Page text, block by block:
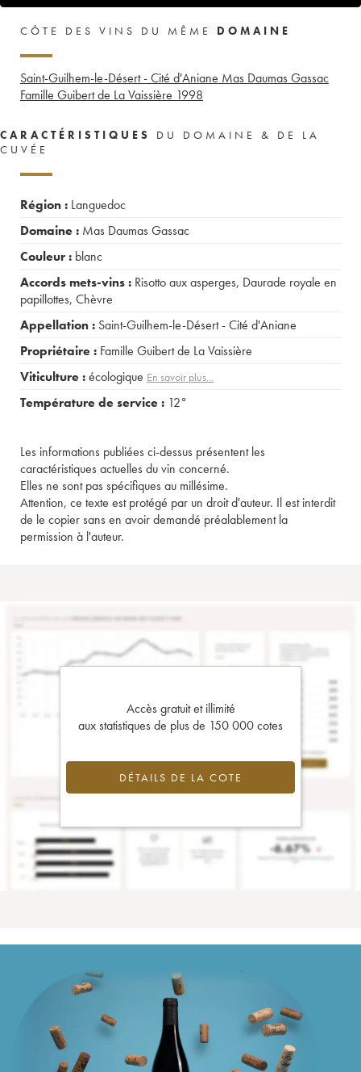
CÔTE DES VINS DU MÊME DOMAINE
Saint-Guilhem-le-Désert - Cité d'Aniane Mas Daumas Gassac
Famille Guibert de La Vaissière 1998
CARACTÉRISTIQUES
DU DOMAINE & DE LA
CUVÉE
Région : Languedoc
Domaine : Mas Daumas Gassac
Couleur : blanc
Accords mets-vins : Risotto aux asperges, Daurade royale en
papillottes, Chèvre
Appellation : Saint-Guilhem-le-Désert - Cité d'Aniane
Propriétaire : Famille Guibert de La Vaissière
Viticulture :écologique En savoir plus...
Température de service : 12°
Les informations publiées ci-dessus présentent les
caractéristiques actuelles du vin concerné.
Elles ne sont pas spécifiques au millésime.
Attention, ce texte est protégé par un droit d'auteur. Il est interdit
de le copier sans en avoir demandé préalablement la
permission à l'auteur.
Accès gratuit et illimité
aux statistiques de plus de 150 000 cotes
DÉTAILS DE LA COTE